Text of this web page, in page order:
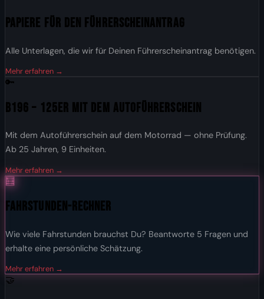
Papiere für den Führerscheinantrag
Alle Unterlagen, die wir für Deinen Führerscheinantrag benötigen.
Mehr erfahren →
🔑
B196 – 125er mit dem Autoführerschein
Mit dem Autoführerschein auf dem Motorrad — ohne Prüfung.
Ab 25 Jahren, 9 Einheiten.
Mehr erfahren →
🧮
Fahrstunden-Rechner
Wie viele Fahrstunden brauchst Du? Beantworte 5 Fragen und
erhalte eine persönliche Schätzung.
Mehr erfahren →
🤝